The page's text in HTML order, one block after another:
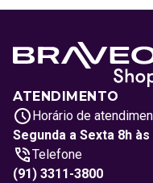
ATENDIMENTO
Horário de
Segunda a Sexta 8h
Telefone
(91) 3311-3800